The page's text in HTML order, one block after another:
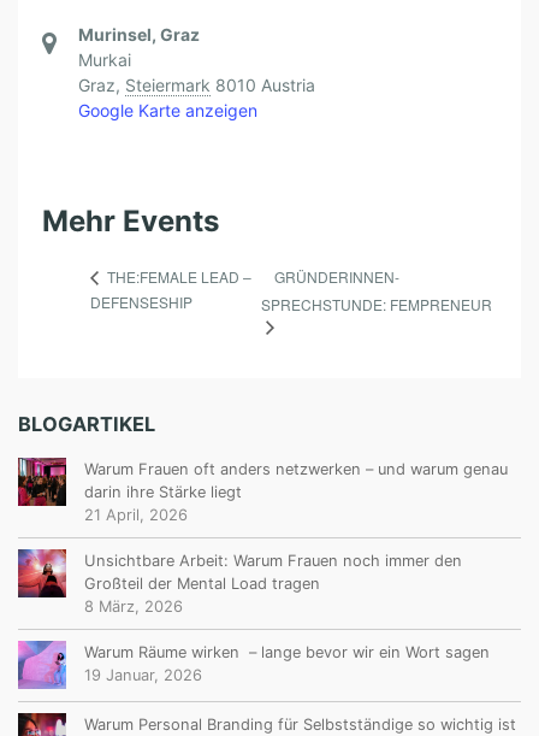
K
D
G
E
N
N
W
E
G
!
Murinsel, Graz
Murkai
Graz, Steiermark 8010 Austria
Google Karte anzeigen
Mehr Events
THE:FEMALE LEAD –
DEFENSESHIP
GRÜNDERINNEN-
SPRECHSTUNDE: FEMPRENEUR
BLOGARTIKEL
Warum Frauen oft anders netzwerken – und warum genau
darin ihre Stärke liegt
21 April, 2026
Unsichtbare Arbeit: Warum Frauen noch immer den
Großteil der Mental Load tragen
8 März, 2026
Warum Räume wirken – lange bevor wir ein Wort sagen
19 Januar, 2026
Warum Personal Branding für Selbstständige so wichtig ist